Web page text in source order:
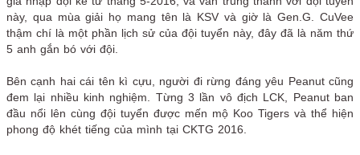
này, qua mùa giải họ mang tên là KSV và giờ là Gen.G. CuVee
thậm chí là một phần lịch sử của đội tuyển này, đây đã là năm thứ
5 anh gắn bó với đội.
Bên cạnh hai cái tên kì cựu, người đi rừng đáng yêu Peanut cũng
đem lại nhiều kinh nghiệm. Từng 3 lần vô địch LCK, Peanut ban
đầu nổi lên cùng đội tuyển được mến mộ Koo Tigers và thể hiện
phong độ khét tiếng của mình tại CKTG 2016.